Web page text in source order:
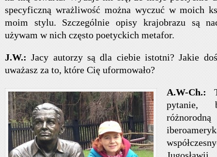
specyficzną wrażliwość można wyczuć w moich
moim stylu. Szczególnie opisy krajobrazu są
używam w nich często poetyckich metafor.
J.W.:Jacy autorzy są dla ciebie istotni? Jakie
uważasz za to, które Cię uformowało?
A.W-Ch.:
pytanie,